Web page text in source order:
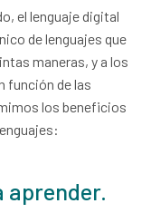
el lenguaje digital
de lenguajes que
maneras, y a los
función de las
los beneficios
aprender.